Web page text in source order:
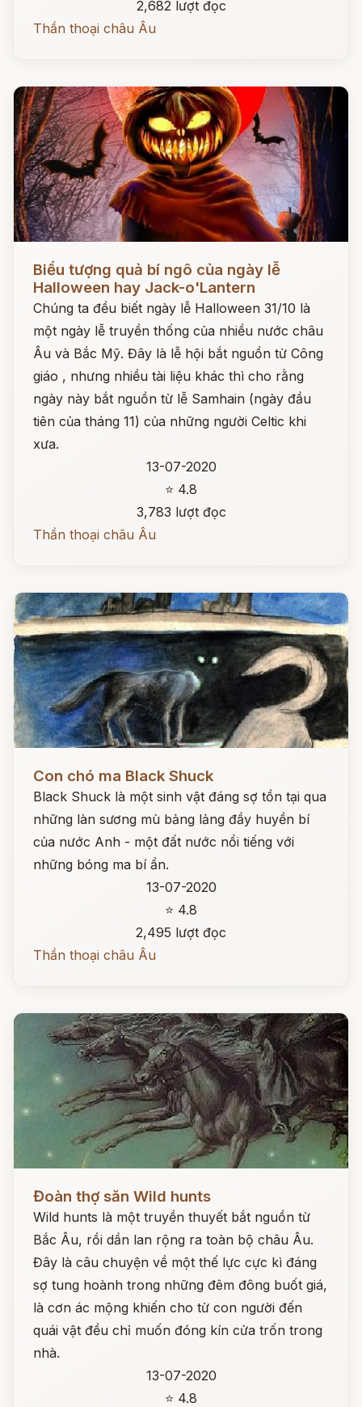
2,682 lượt đọc
Thần thoại châu Âu
Đọc ngay
Biểu tượng quả bí ngô của ngày lễ
Halloween hay Jack-o'Lantern
Chúng ta đều biết ngày lễ Halloween 31/10 là
một ngày lễ truyền thống của nhiều nước châu
Âu và Bắc Mỹ. Đây là lễ hội bắt nguồn từ Công
giáo , nhưng nhiều tài liệu khác thì cho rằng
ngày này bắt nguồn từ lễ Samhain (ngày đầu
tiên của tháng 11) của những người Celtic khi
xưa.
13-07-2020
⭐ 4.8
3,783 lượt đọc
Thần thoại châu Âu
Con chó ma Black Shuck
Black Shuck là một sinh vật đáng sợ tồn tại qua
những làn sương mù bảng lảng đầy huyền bí
của nước Anh - một đất nước nổi tiếng với
những bóng ma bí ẩn.
13-07-2020
⭐ 4.8
2,495 lượt đọc
Thần thoại châu Âu
Đoàn thợ săn Wild hunts
Wild hunts là một truyền thuyết bắt nguồn từ
Bắc Âu, rồi dần lan rộng ra toàn bộ châu Âu.
Đây là câu chuyện về một thế lực cực kì đáng
sợ tung hoành trong những đêm đông buốt giá,
là cơn ác mộng khiến cho từ con người đến
quái vật đều chỉ muốn đóng kín cửa trốn trong
nhà.
13-07-2020
⭐ 4.8